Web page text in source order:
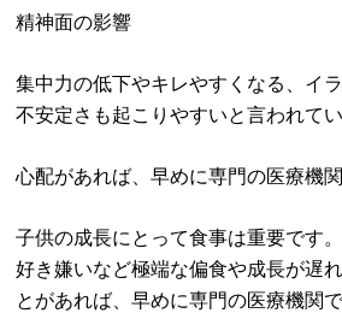
精神面の影響
集中力の低下やキレやすくなる、イ
不安定さも起こりやすいと言われてい
心配があれば、早めに専門の医療機
子供の成長にとって食事は重要です。
好き嫌いなど極端な偏食や成長が遅
とがあれば、早めに専門の医療機関